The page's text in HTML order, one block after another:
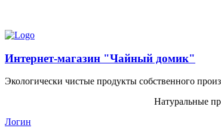
Интернет-магазин "Чайный домик"
Экологически чистые продукты собственного
Натуральные
Логин